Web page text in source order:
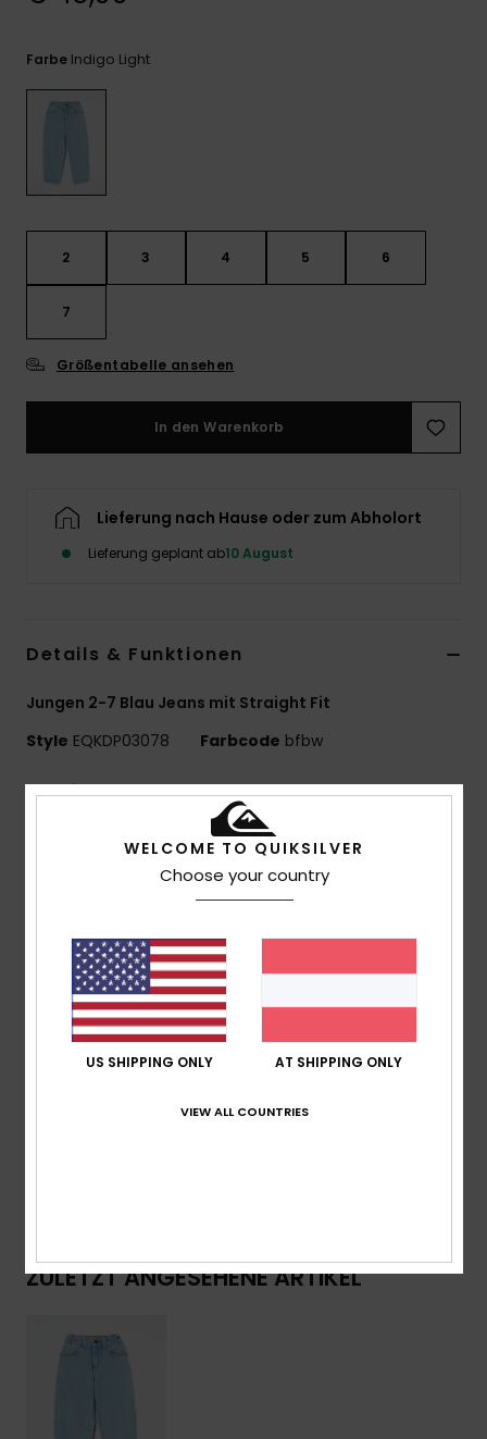
Farbe Indigo Light
2 3 4 5 6
7
Größentabelle ansehen
In den Warenkorb
Lieferung nach Hause oder zum Abholort
Lieferung geplant ab10 August
Details & Funktionen
Jungen 2-7 Blau Jeans mit Straight Fit
Style EQKDP03078 Farbcode bfbw
Funktionen
Bio-Baumwoll-Stretch-Twill
Enzymwaschung
Gerade Passform
Verschluss:Kordelzug
Taschen:Schrägstrich Vorne
Logo-Patch
Logo:Gewebtes Label An Der Tasche Hinten
recycelte Baumwolle
ZULETZT ANGESEHENE ARTIKEL
WELCOME TO QUIKSILVER
Choose your country
US SHIPPING ONLY AT SHIPPING ONLY
VIEW ALL COUNTRIES